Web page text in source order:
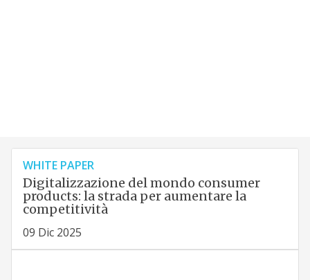
WHITE PAPER
Digitalizzazione del mondo consumer
products: la strada per aumentare la
competitività
09 Dic 2025